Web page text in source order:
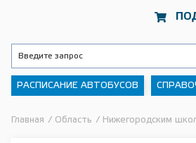
РАСПИСАНИЕ АВТОБУСОВ
Главная / Область / Нижегородским